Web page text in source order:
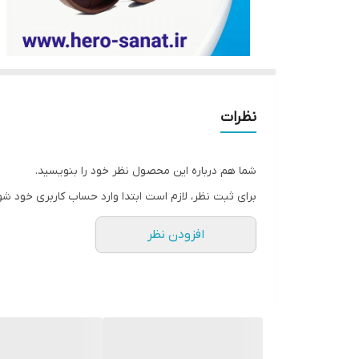
نظرات
شما هم درباره این محصول نظر خود را بنویسید.
برای ثبت نظر، لازم است ابتدا وارد حساب کاربری خود
افزودن نظر